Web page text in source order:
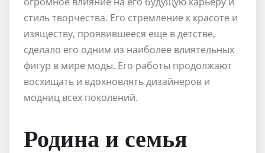
стиль творчества. Его стремление к красоте и
изяществу, проявившееся еще в детстве,
сделало его одним из наиболее влиятельных
фигур в мире моды. Его работы продолжают
восхищать и вдохновлять дизайнеров и
модниц всех поколений.
Родина и семья